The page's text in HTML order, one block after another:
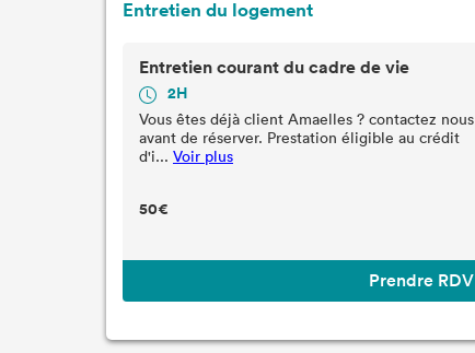
Entretien du logement
Entretien courant du cadre de vie
2H
Vous êtes déjà client Amaelles ? contactez nous
avant de réserver. Prestation éligible au crédit
d'i... Voir plus
50€
Prendre RDV